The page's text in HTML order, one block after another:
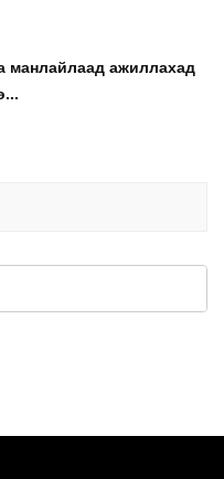
манлайлаад ажиллахад